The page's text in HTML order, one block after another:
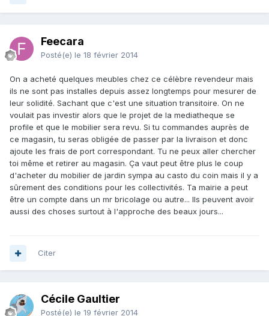
Feecara
Posté(e) le 18 février 2014
On a acheté quelques meubles chez ce célèbre revendeur mais
ils ne sont pas installes depuis assez longtemps pour mesurer de
leur solidité. Sachant que c'est une situation transitoire. On ne
voulait pas investir alors que le projet de la mediatheque se
profile et que le mobilier sera revu. Si tu commandes auprès de
ce magasin, tu seras obligée de passer par la livraison et donc
ajoute les frais de port correspondant. Tu ne peux aller chercher
toi même et retirer au magasin. Ça vaut peut être plus le coup
d'acheter du mobilier de jardin sympa au casto du coin mais il y a
sûrement des conditions pour les collectivités. Ta mairie a peut
être un compte dans un mr bricolage ou autre... Ils peuvent avoir
aussi des choses surtout à l'approche des beaux jours...
Citer
Cécile Gaultier
Posté(e) le 19 février 2014